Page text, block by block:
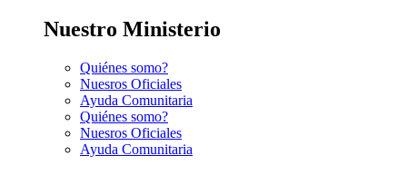
Nuestro Ministerio
Quiénes somo?
Nuesros Oficiales
Ayuda Comunitaria
Quiénes somo?
Nuesros Oficiales
Ayuda Comunitaria